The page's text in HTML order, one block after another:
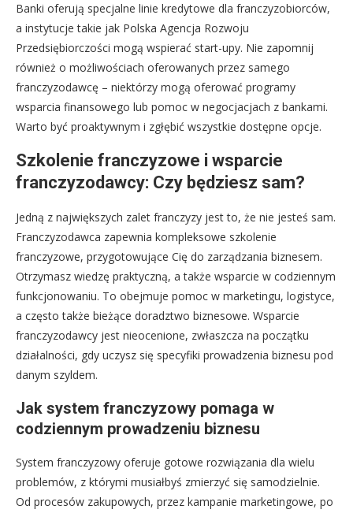
Banki oferują specjalne linie kredytowe dla franczyzobiorców,
a instytucje takie jak Polska Agencja Rozwoju
Przedsiębiorczości mogą wspierać start-upy. Nie zapomnij
również o możliwościach oferowanych przez samego
franczyzodawcę – niektórzy mogą oferować programy
wsparcia finansowego lub pomoc w negocjacjach z bankami.
Warto być proaktywnym i zgłębić wszystkie dostępne opcje.
Szkolenie franczyzowe i wsparcie
franczyzodawcy: Czy będziesz sam?
Jedną z największych zalet franczyzy jest to, że nie jesteś sam.
Franczyzodawca zapewnia kompleksowe szkolenie
franczyzowe, przygotowujące Cię do zarządzania biznesem.
Otrzymasz wiedzę praktyczną, a także wsparcie w codziennym
funkcjonowaniu. To obejmuje pomoc w marketingu, logistyce,
a często także bieżące doradztwo biznesowe. Wsparcie
franczyzodawcy jest nieocenione, zwłaszcza na początku
działalności, gdy uczysz się specyfiki prowadzenia biznesu pod
danym szyldem.
Jak system franczyzowy pomaga w
codziennym prowadzeniu biznesu
System franczyzowy oferuje gotowe rozwiązania dla wielu
problemów, z którymi musiałbyś zmierzyć się samodzielnie.
Od procesów zakupowych, przez kampanie marketingowe, po